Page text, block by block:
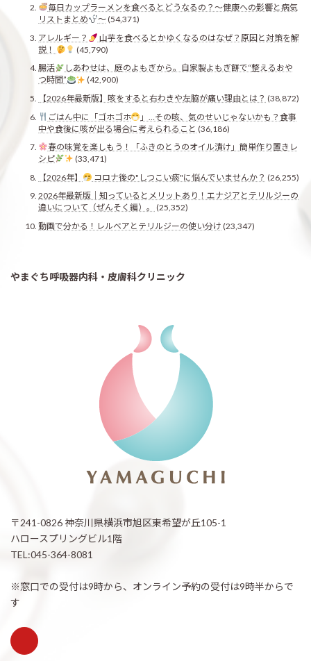
毎日カップラーメンを食べるとどうなるの？〜健康への影響と病気
リストまとめ
〜(54,371)
アレルギー？
山芋を食べるとかゆくなるのはなぜ？原因と対策を解
説！
(45,790)
腸活
しあわせは、庭のよもぎから。自家製よもぎ餅で“整えるおや
つ時間”
(42,900)
【2026年最新版】咳をすると右わきや左脇が痛い理由とは？ (38,872)
ごはん中に「ゴホゴホ
」…その咳、気のせいじゃないかも？食事
中や食後に咳が出る場合に考えられること (36,186)
春の味覚を楽しもう！「ふきのとうのオイル漬け」簡単作り置きレ
シピ
(33,471)
【2026年】
コロナ後の"しつこい痰"に悩んでいませんか？ (26,255)
2026年最新版｜知っているとメリットあり！エナジアとテリルジーの
違いについて（ぜんそく編）。
(25,352)
動画で分かる！レルベアとテリルジーの使い分け (23,347)
やまぐち呼吸器内科・皮膚科クリニック
〒241-0826 神奈川県横浜市旭区東希望が丘105-1
ハロースプリングビル1階
TEL:045-364-8081
※窓口での受付は9時から、オンライン予約の受付は9時半からで
す